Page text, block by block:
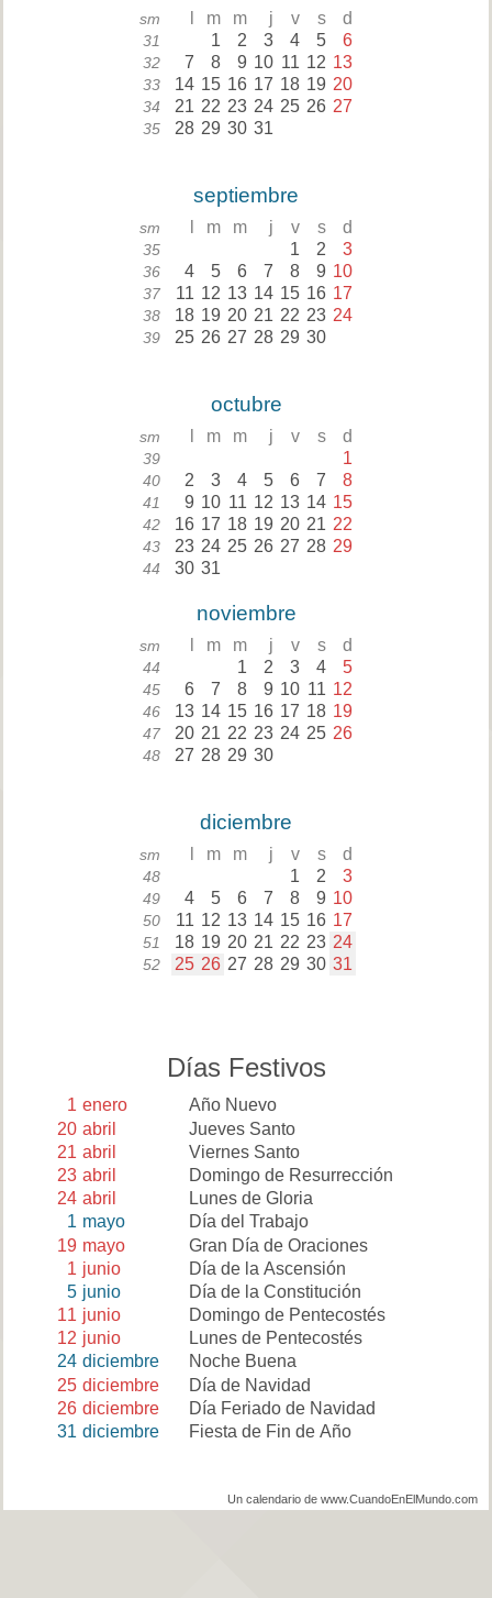
sm m m j v s d
31 1 2 3 4 5 6
32 7 8 9 10 11 12 13
33 14 15 16 17 18 19 20
34 21 22 23 24 25 26 27
35 28 29 30 31
septiembre
sm m m j v s d
35 1 2 3
36 4 5 6 7 8 9 10
37 11 12 13 14 15 16 17
38 18 19 20 21 22 23 24
39 25 26 27 28 29 30
octubre
sm m m j v s d
39 1
40 2 3 4 5 6 7 8
41 9 10 11 12 13 14 15
42 16 17 18 19 20 21 22
43 23 24 25 26 27 28 29
44 30 31
noviembre
sm m m j v s d
44 1 2 3 4 5
45 6 7 8 9 10 11 12
46 13 14 15 16 17 18 19
47 20 21 22 23 24 25 26
48 27 28 29 30
diciembre
sm m m j v s d
48 1 2 3
49 4 5 6 7 8 9 10
50 11 12 13 14 15 16 17
51 18 19 20 21 22 23 24
52 25 26 27 28 29 30 31
Días Festivos
1 enero
Año Nuevo
20 abril
Jueves Santo
21 abril
Viernes Santo
23 abril
Domingo de Resurrección
24 abril
Lunes de Gloria
1 mayo
Día del Trabajo
19 mayo
Gran Día de Oraciones
1 junio
Día de la Ascensión
5 junio
Día de la Constitución
11 junio
Domingo de Pentecostés
12 junio
Lunes de Pentecostés
24 diciembre
Noche Buena
25 diciembre
Día de Navidad
26 diciembre
Día Feriado de Navidad
31 diciembre Fiesta de Fin de Año
Un calendario de www.CuandoEnElMundo.com